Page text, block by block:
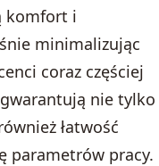
komfort i
minimalizując
coraz częściej
nie tylko
łatwość
parametrów pracy.